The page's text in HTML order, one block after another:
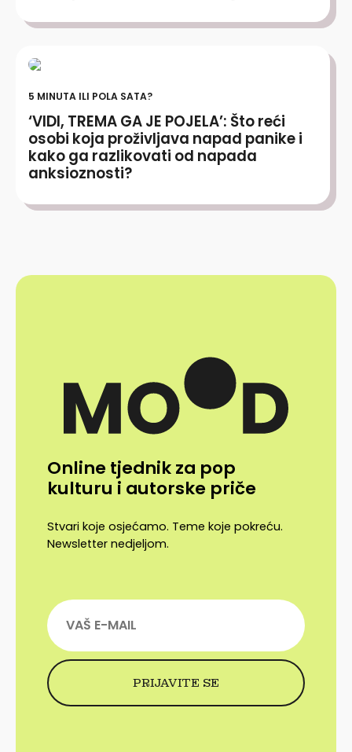
5 MINUTA ILI POLA SATA?
‘VIDI, TREMA GA JE POJELA’: Što reći
osobi koja proživljava napad panike i
kako ga razlikovati od napada
anksioznosti?
Online tjednik za pop
kulturu i autorske priče
Stvari koje osjećamo. Teme koje pokreću.
Newsletter nedjeljom.